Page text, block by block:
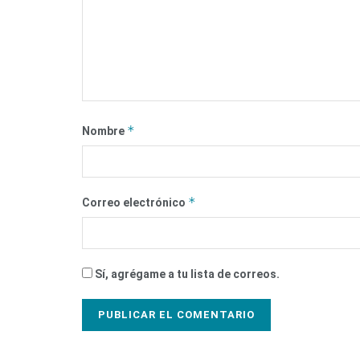
Nombre *
Correo electrónico *
Sí, agrégame a tu lista de correos.